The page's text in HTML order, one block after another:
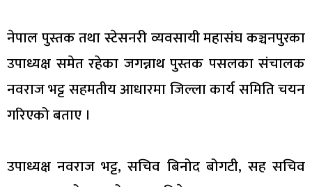
नेपाल पुस्तक तथा स्टेसनरी व्यवसायी महासंघ कञ्चनपुरका
उपाध्यक्ष समेत रहेका जगन्नाथ पुस्तक पसलका संचालक
नवराज भट्ट सहमतीय आधारमा जिल्ला कार्य समिति चयन
गरिएको बताए ।
उपाध्यक्ष नवराज भट्ट, सचिव बिनोद बोगटी, सह सचिव